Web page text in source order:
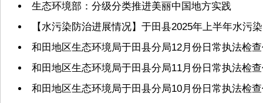
生态环境部：分级分类推进美丽中国地方实践
【水污染防治进展情况】于田县2025年上半年水污
和田地区生态环境局于田县分局12月份日常执法检
和田地区生态环境局于田县分局11月份日常执法检
和田地区生态环境局于田县分局10月份日常执法检